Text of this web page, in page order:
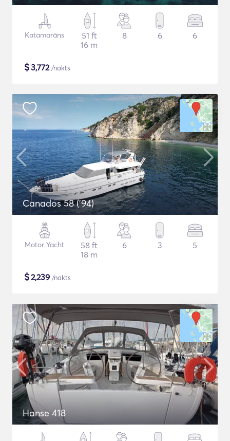
Katamarāns
51 ft
16 m
8 6 6
$3,772/nakts
Canados 58 ('94)
Motor Yacht
58 ft
18 m
6 3 5
$2,239 /nakts
Hanse 418